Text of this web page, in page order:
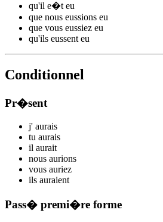
qu'il e�t eu
que nous eussions eu
que vous eussiez eu
qu'ils eussent eu
Conditionnel
Pr�sent
j' aurais
tu aurais
il aurait
nous aurions
vous auriez
ils auraient
Pass� premi�re forme